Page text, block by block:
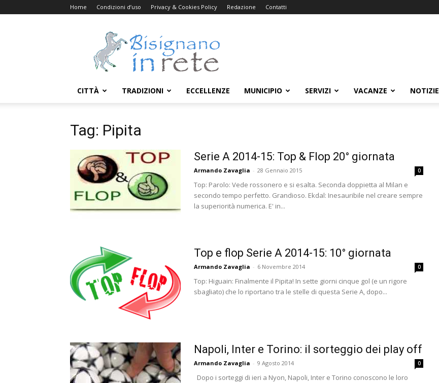
Home Condizioni d’uso Privacy & Cookies Policy Redazione Contatti
Bisignanoinrete.com
CITTÀ TRADIZIONI ECCELLENZE MUNICIPIO SERVIZI VACANZE NOTIZIE
Tag: Pipita
Serie A 2014-15: Top & Flop 20° giornata
Armando Zavaglia - 28 Gennaio 2015 0
Top: Parolo: Vede rossonero e si esalta. Seconda doppietta al Milan e
secondo tempo perfetto. Grandioso. Ekdal: Inesauribile nel creare sempre
la superiorità numerica. E' in...
Top e flop Serie A 2014-15: 10° giornata
Armando Zavaglia - 6 Novembre 2014 0
Top: Higuain: Finalmente il Pipita! In sette giorni cinque gol (e un rigore
sbagliato) che lo riportano tra le stelle di questa Serie A, dopo...
Napoli, Inter e Torino: il sorteggio dei play off
Armando Zavaglia - 9 Agosto 2014 0
Dopo i sorteggi di ieri a Nyon, Napoli, Inter e Torino conoscono le loro